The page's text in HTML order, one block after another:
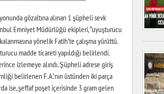
gözaltına alınan 1 şüpheli sevk
Emniyet Müdürlüğü ekipleri, “uyuşturucu
yönelik Fatih’te çalışma yürüttü.
madde ticareti yapıldığı belirlendi.
izlemeye alındı. Şüpheli adrese giriş
belirlenen F.A.’nın üstünden iki parça
ise, şeffaf poşet içerisinde 3 gram gelen